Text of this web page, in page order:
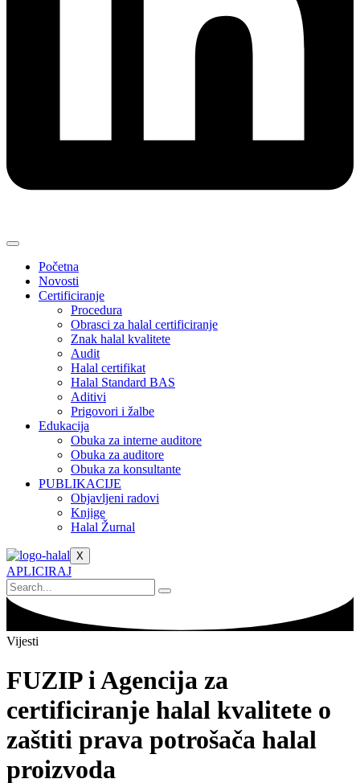
Početna
Novosti
Certificiranje
Procedura
Obrasci za halal certificiranje
Znak halal kvalitete
Audit
Halal certifikat
Halal Standard BAS
Aditivi
Prigovori i žalbe
Edukacija
Obuka za interne auditore
Obuka za auditore
Obuka za konsultante
PUBLIKACIJE
Objavljeni radovi
Knjige
Halal Žurnal
X
APLICIRAJ
Vijesti
FUZIP i Agencija za
certificiranje halal kvalitete o
zaštiti prava potrošača halal
proizvoda